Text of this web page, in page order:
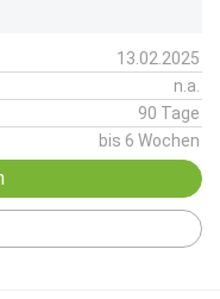
13.02.2025
n.a.
90 Tage
bis 6 Wochen